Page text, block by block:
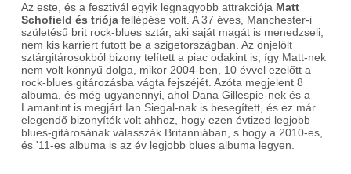
Az este, és a fesztivál egyik legnagyobb attrakciója Matt
Schofield és triója fellépése volt. A 37 éves, Manchester-i
születésű brit rock-blues sztár, aki saját magát is menedzseli,
nem kis karriert futott be a szigetországban. Az önjelölt
sztárgitárosokból bizony telített a piac odakint is, így Matt-nek
nem volt könnyű dolga, mikor 2004-ben, 10 évvel ezelőtt a
rock-blues gitározásba vágta fejszéjét. Azóta megjelent 8
albuma, és még ugyanennyi, ahol Dana Gillespie-nek és a
Lamantint is megjárt Ian Siegal-nak is besegített, és ez már
elegendő bizonyíték volt ahhoz, hogy ezen évtized legjobb
blues-gitárosának válasszák Britanniában, s hogy a 2010-es,
és '11-es albuma is az év legjobb blues albuma legyen.